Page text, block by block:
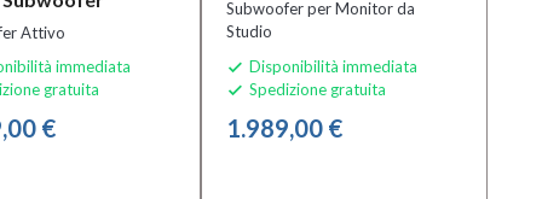
Attivo
immediata
gratuita
€
Subwoofer per Monitor da
Studio
 Disponibilità immediata
 Spedizione gratuita
1.989,00 €